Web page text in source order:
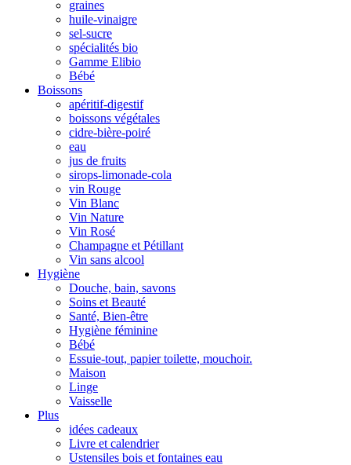
graines
huile-vinaigre
sel-sucre
spécialités bio
Gamme Elibio
Bébé
Boissons
apéritif-digestif
boissons végétales
cidre-bière-poiré
eau
jus de fruits
sirops-limonade-cola
vin Rouge
Vin Blanc
Vin Nature
Vin Rosé
Champagne et Pétillant
Vin sans alcool
Hygiène
Douche, bain, savons
Soins et Beauté
Santé, Bien-être
Hygiène féminine
Bébé
Essuie-tout, papier toilette, mouchoir.
Maison
Linge
Vaisselle
Plus
idées cadeaux
Livre et calendrier
Ustensiles bois et fontaines eau